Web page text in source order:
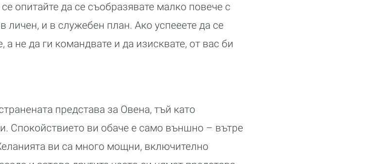
опитайте да се съобразявате малко повече с
личен, и в служебен план. Ако успееете да се
а не да ги командвате и да изисквате, от вас би
представа за Овена, тъй като
Спокойствието ви обаче е само външно – вътре
ви са много мощни, включително